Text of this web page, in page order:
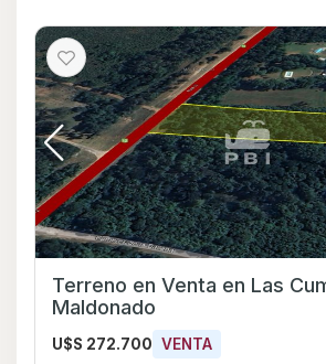
Terreno en Venta en Las Cumbres,
Maldonado
U$S 272.700 VENTA